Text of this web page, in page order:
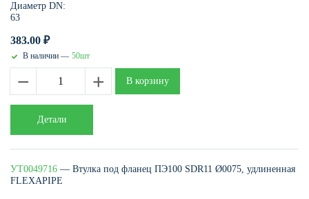
Детали
Диаметр DN:
63
383.00 ₽
В наличии — 50шт
− + В корзину
УТ0049716 — Втулка под фланец ПЭ100 SDR11 Ø0075, удлиненная
FLEXAPIPE